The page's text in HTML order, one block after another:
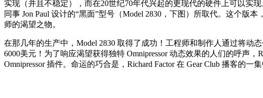
实现（并且不稳定），而在20世纪70年代兴起的更现代的硬件上可以实
同事 Jon Paul 设计的“黑面”型号（Model 2830，下图）所取代。这个
师的渴望之物。
在那几年的生产中，Model 2830 取得了成功！工程师和制作人通过将
6000美元！为了响应渴望获得独特 Omnipressor 动态效果的人们的呼声
Omnipressor 插件。命运的巧合是，Richard Factor 在 Gear Club 播客的一